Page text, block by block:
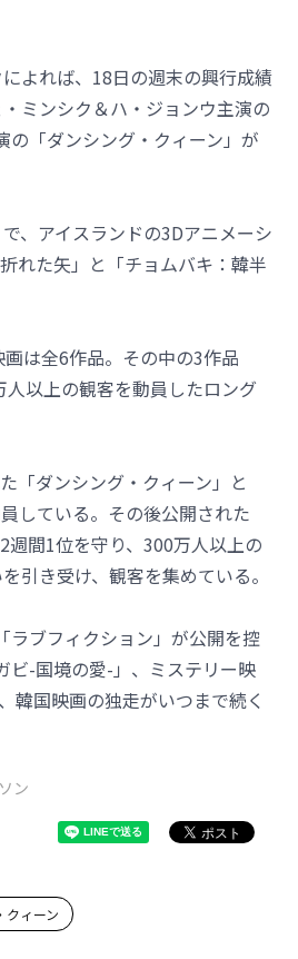
よれば、18日の週末の興行成績
ミンシク＆ハ・ジョンウ主演の
の「ダンシング・クィーン」が
、アイスランドの3Dアニメーシ
れた矢」と「チョムバキ：韓半
は全6作品。その中の3作品
以上の観客を動員したロング
「ダンシング・クィーン」と
している。その後公開された
週間1位を守り、300万人以上の
引き受け、観客を集めている。
ラブフィクション」が公開を控
ビ-国境の愛-」、ミステリー映
韓国映画の独走がいつまで続く
ン
クィーン